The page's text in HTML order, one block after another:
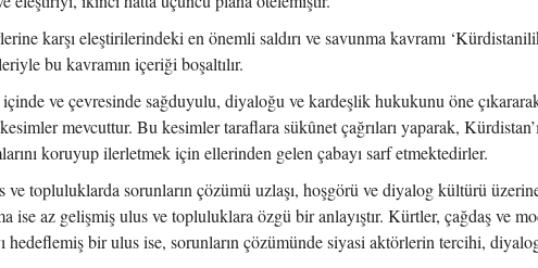
karşı eleştirilerindeki en önemli saldırı ve savunma kavramı
bu kavramın içeriği boşaltılır.
ve çevresinde sağduyulu, diyaloğu ve kardeşlik hukukunu öne
mevcuttur. Bu kesimler taraflara sükûnet çağrıları yaparak,
koruyup ilerletmek için ellerinden gelen çabayı sarf etmektedirler.
ve topluluklarda sorunların çözümü uzlaşı, hoşgörü ve diyalog kültürü
ise az gelişmiş ulus ve topluluklara özgü bir anlayıştır. Kürtler, çağdaş ve
hedeflemiş bir ulus ise, sorunların çözümünde siyasi aktörlerin tercihi,